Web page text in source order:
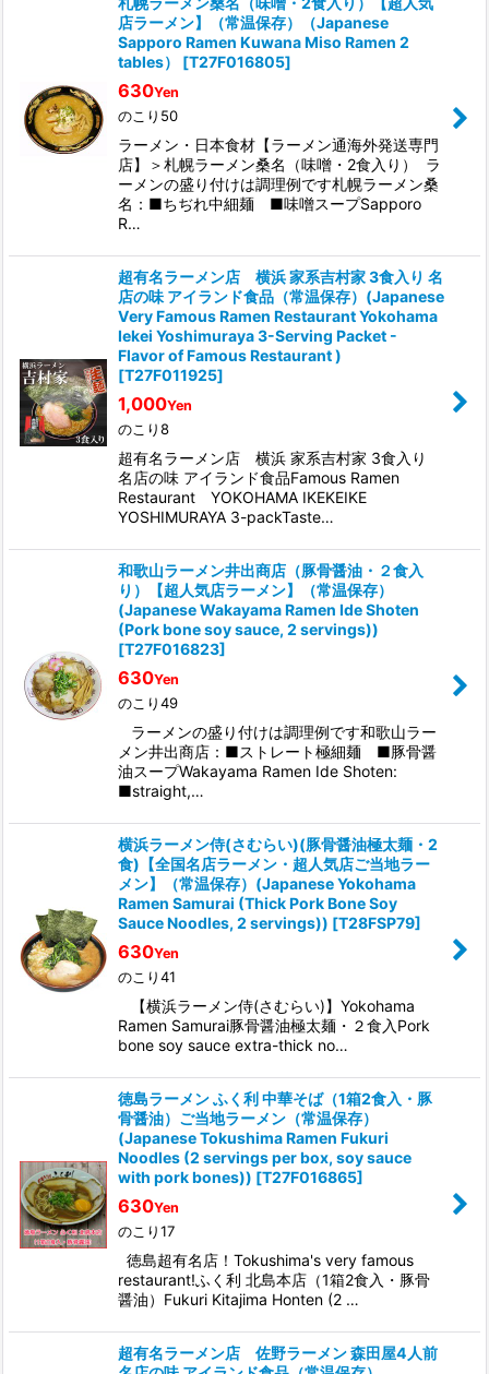
店ラーメン】（常温保存）（Japanese
Sapporo Ramen Kuwana Miso Ramen 2
tables）
[T27F016805]
630Yen
のこり50
ラーメン・日本食材【ラーメン通海外発送専門
店】＞札幌ラーメン桑名（味噌・2食入り） ラ
ーメンの盛り付けは調理例です札幌ラーメン桑
名：■ちぢれ中細麺 ■味噌スープSapporo
R…
超有名ラーメン店 横浜 家系吉村家 3食入り 名
店の味 アイランド食品（常温保存）(Japanese
Very Famous Ramen Restaurant Yokohama
Iekei Yoshimuraya 3-Serving Packet -
Flavor of Famous Restaurant )
[T27F011925]
1,000Yen
のこり8
超有名ラーメン店 横浜 家系吉村家 3食入り
名店の味 アイランド食品Famous Ramen
Restaurant YOKOHAMA IKEKEIKE
YOSHIMURAYA 3-packTaste…
和歌山ラーメン井出商店（豚骨醤油・２食入
り）【超人気店ラーメン】（常温保存）
(Japanese Wakayama Ramen Ide Shoten
(Pork bone soy sauce, 2 servings))
[T27F016823]
630Yen
のこり49
ラーメンの盛り付けは調理例です和歌山ラー
メン井出商店：■ストレート極細麺 ■豚骨醤
油スープWakayama Ramen Ide Shoten:
■straight,…
横浜ラーメン侍(さむらい)(豚骨醤油極太麺・2
食)【全国名店ラーメン・超人気店ご当地ラー
メン】（常温保存）(Japanese Yokohama
Ramen Samurai (Thick Pork Bone Soy
Sauce Noodles, 2 servings)) [T28FSP79]
630Yen
のこり41
【横浜ラーメン侍(さむらい)】Yokohama
Ramen Samurai豚骨醤油極太麺・２食入Pork
bone soy sauce extra-thick no…
徳島ラーメン ふく利 中華そば（1箱2食入・豚
骨醤油）ご当地ラーメン（常温保存）
(Japanese Tokushima Ramen Fukuri
Noodles (2 servings per box, soy sauce
with pork bones)) [T27F016865]
630Yen
のこり17
徳島超有名店！Tokushima's very famous
restaurant!ふく利 北島本店（1箱2食入・豚骨
醤油）Fukuri Kitajima Honten (2 …
超有名ラーメン店 佐野ラーメン 森田屋4人前